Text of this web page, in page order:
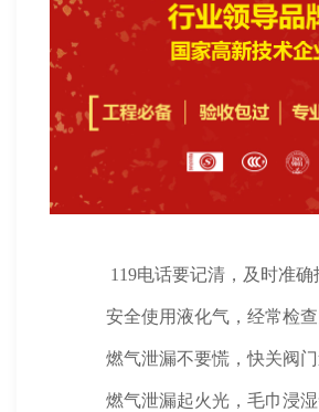
119电话要记清，及时准确
安全使用液化气，经常检查
燃气泄漏不要慌，快关阀门
燃气泄漏起火光，毛巾浸湿